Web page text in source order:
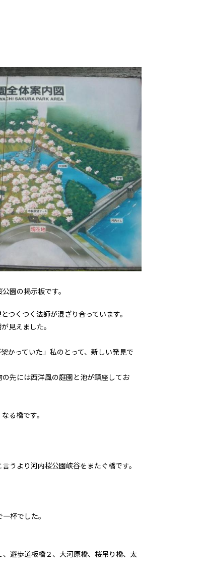
園の掲示板です。
くつく法師が混ざり合っています。
見えました。
かっていた」私のとって、新しい発見で
先には西洋風の庭園と池が鎮座してお
る橋です。
うより河内桜公園峡谷をまたぐ橋です。
杯でした。
遊歩道板橋２、大河原橋、桜吊り橋、太